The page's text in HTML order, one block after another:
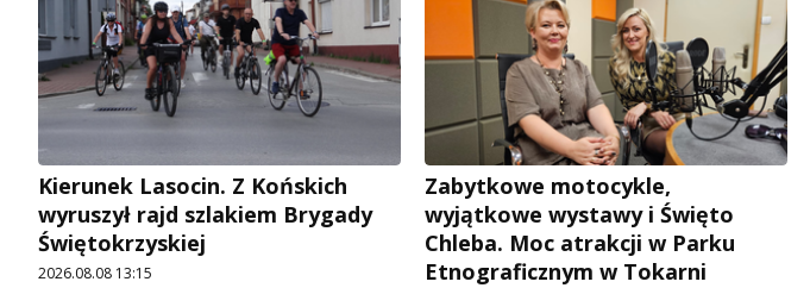
Kierunek Lasocin. Z Końskich
wyruszył rajd szlakiem Brygady
Świętokrzyskiej
2026.08.08 13:15
Zabytkowe motocykle,
wyjątkowe wystawy i Święto
Chleba. Moc atrakcji w Parku
Etnograficznym w Tokarni